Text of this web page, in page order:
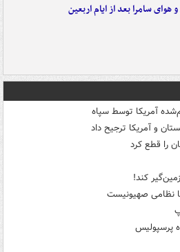
هوای سامرا بعد از ایام اربعین
آمریکا توسط سپاه
و آمریکا ترجیح داد
را قطع کرد
کند!
نظامی صهیونیست
پرسپولیس